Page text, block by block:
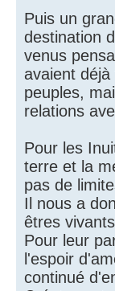
Puis un
destination
venus
avaient
peuples,
relations
Pour les
terre et la
pas de
Il nous a
êtres
Pour leur
l'espoir
continué